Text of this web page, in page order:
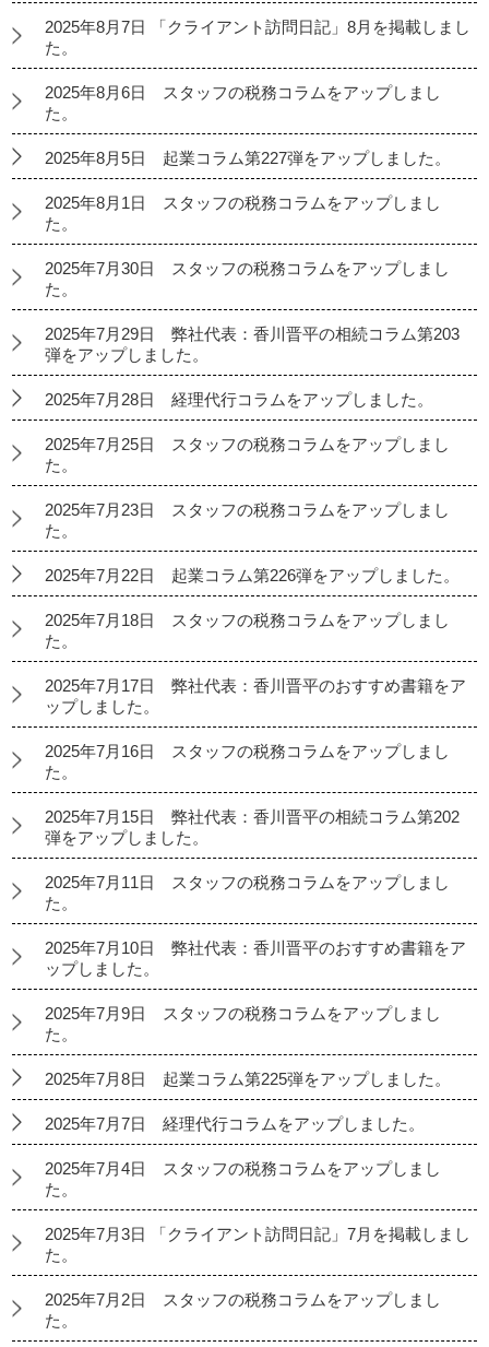
2025年8月7日 「クライアント訪問日記」8月を掲載しまし
た。
2025年8月6日 スタッフの税務コラムをアップしまし
た。
2025年8月5日 起業コラム第227弾をアップしました。
2025年8月1日 スタッフの税務コラムをアップしまし
た。
2025年7月30日 スタッフの税務コラムをアップしまし
た。
2025年7月29日 弊社代表：香川晋平の相続コラム第203
弾をアップしました。
2025年7月28日 経理代行コラムをアップしました。
2025年7月25日 スタッフの税務コラムをアップしまし
た。
2025年7月23日 スタッフの税務コラムをアップしまし
た。
2025年7月22日 起業コラム第226弾をアップしました。
2025年7月18日 スタッフの税務コラムをアップしまし
た。
2025年7月17日 弊社代表：香川晋平のおすすめ書籍をア
ップしました。
2025年7月16日 スタッフの税務コラムをアップしまし
た。
2025年7月15日 弊社代表：香川晋平の相続コラム第202
弾をアップしました。
2025年7月11日 スタッフの税務コラムをアップしまし
た。
2025年7月10日 弊社代表：香川晋平のおすすめ書籍をア
ップしました。
2025年7月9日 スタッフの税務コラムをアップしまし
た。
2025年7月8日 起業コラム第225弾をアップしました。
2025年7月7日 経理代行コラムをアップしました。
2025年7月4日 スタッフの税務コラムをアップしまし
た。
2025年7月3日 「クライアント訪問日記」7月を掲載しまし
た。
2025年7月2日 スタッフの税務コラムをアップしまし
た。